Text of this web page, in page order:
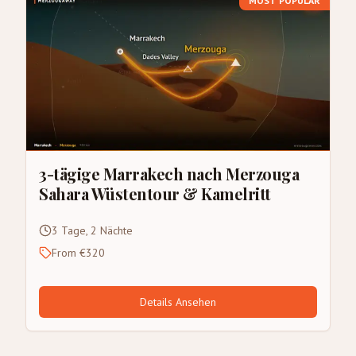
3-tägige Marrakech nach Merzouga
Sahara Wüstentour & Kamelritt
3 Tage, 2 Nächte
From €320
Details Ansehen